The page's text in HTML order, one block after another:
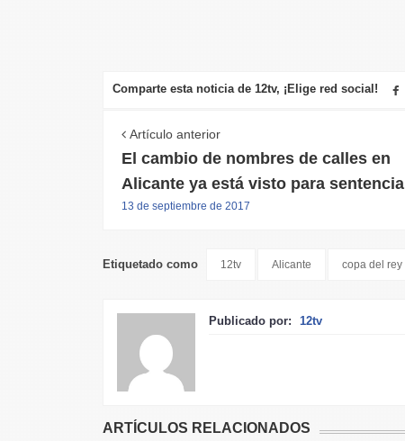
Comparte esta noticia de 12tv, ¡Elige red social!
Artículo anterior
El cambio de nombres de calles en
Alicante ya está visto para sentencia
13 de septiembre de 2017
Etiquetado como 12tv Alicante copa del rey
Publicado por: 12tv
ARTÍCULOS RELACIONADOS